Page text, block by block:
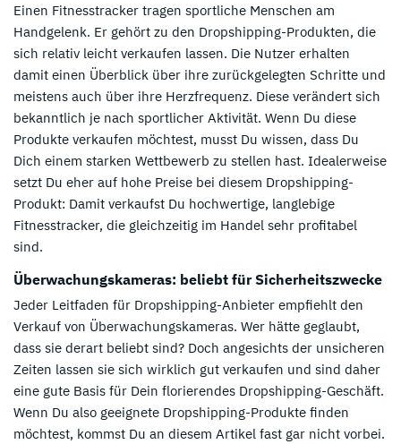
Einen Fitnesstracker tragen sportliche Menschen am
Handgelenk. Er gehört zu den Dropshipping-Produkten, die
sich relativ leicht verkaufen lassen. Die Nutzer erhalten
damit einen Überblick über ihre zurückgelegten Schritte und
meistens auch über ihre Herzfrequenz. Diese verändert sich
bekanntlich je nach sportlicher Aktivität. Wenn Du diese
Produkte verkaufen möchtest, musst Du wissen, dass Du
Dich einem starken Wettbewerb zu stellen hast. Idealerweise
setzt Du eher auf hohe Preise bei diesem Dropshipping-
Produkt: Damit verkaufst Du hochwertige, langlebige
Fitnesstracker, die gleichzeitig im Handel sehr profitabel
sind.
Überwachungskameras: beliebt für Sicherheitszwecke
Jeder Leitfaden für Dropshipping-Anbieter empfiehlt den
Verkauf von Überwachungskameras. Wer hätte geglaubt,
dass sie derart beliebt sind? Doch angesichts der unsicheren
Zeiten lassen sie sich wirklich gut verkaufen und sind daher
eine gute Basis für Dein florierendes Dropshipping-Geschäft.
Wenn Du also geeignete Dropshipping-Produkte finden
möchtest, kommst Du an diesem Artikel fast gar nicht vorbei.